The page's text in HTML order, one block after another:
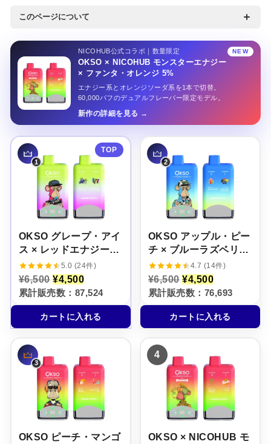
ニコパフコラム
マイページ
ログイン / 新規会員登録
このページについて
キング形式でご紹介します。OKSO・FIZZYなど人気ブランド
の中から、フレーバー・パフ数・価格を比べながらあなたにぴ
ったりの1本を見つけてください。ランキングは実際の購入デ
ータをもとにリアルタイム更新しています。※ニコチン入りニ
コパフは20歳以上の方を対象とした個人輸入サポートサービス
NEW
NICOHUB公式コラボ｜数量限定
OKSO × NICOHUB モンスターエナジー
× ファンタ・オレンジ 5%
エナジー系とオレンジソーダ系を1本で切替。
60,000パフのデュアルフレーバー限定モデル。
新作の詳細を見る
OKSO グレープ・アイ
ス × レッドエナジー・
アイス【ニコパフ】
5%
5.0 (24件)
¥6,500 元
の
価
格
は
¥
5
0
0
で
し
た
。
¥4,500現
在
の
価
格
は
,
5
0
0
で
す
累計販売数：87,524
カートに入れる
OKSO アップル・ピー
チ × ブルーラズベリ
ー・レモネード【ニコ
パフ】5%
4.7 (14件)
¥6,500 元
の
価
格
は
¥
5
0
0
で
し
た
。
¥4,500現
在
の
価
格
は
,
5
0
0
で
す
累計販売数：76,693
カートに入れる
OKSO ピーチ・マンゴ
4
OKSO × NICOHUB モ